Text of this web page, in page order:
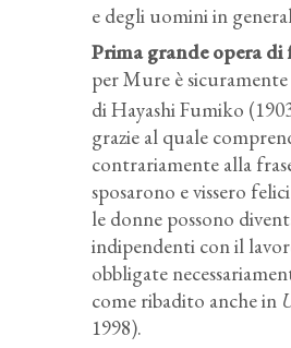
e degli uomini in
Prima grande opera di
per Mure è
di Hayashi Fumiko
grazie al quale
contrariamente alla
sposarono e vissero
le donne possono
indipendenti con il
obbligate
come ribadito anche in
1998).